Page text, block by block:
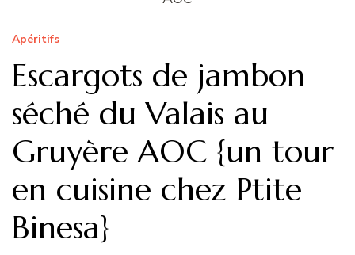
Apéritifs
Escargots de jambon
séché du Valais au
Gruyère AOC {un tour
en cuisine chez Ptite
Binesa}